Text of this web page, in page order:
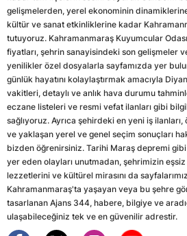
gelişmelerden, yerel ekonominin
kültür ve sanat etkinliklerine kadar
tutuyoruz. Kahramanmaraş Kuyumcular
fiyatları, şehrin sanayisindeki son gelişmeler
yenilikler özel dosyalarla sayfamızda yer
günlük hayatını kolaylaştırmak amacıyla
vakitleri, detaylı ve anlık hava durumu
eczane listeleri ve resmi vefat ilanları gibi
sağlıyoruz. Ayrıca şehirdeki en yeni iş
ve yaklaşan yerel ve genel seçim sonuçları
bizden öğrenirsiniz. Tarihi Maraş depremi gibi
yer eden olayları unutmadan, şehrimizin
lezzetlerini ve kültürel mirasını da
Kahramanmaraş'ta yaşayan veya bu şehre
tasarlanan Ajans 344, habere, bilgiye ve
ulaşabileceğiniz tek ve en güvenilir adrestir.